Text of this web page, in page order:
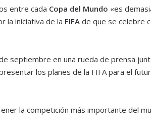
entre cada Copa del Mundo «es
la iniciativa de la FIFAde que se celebre
septiembre en una rueda de prensa
los planes de la FIFA para el
la competición más importante del